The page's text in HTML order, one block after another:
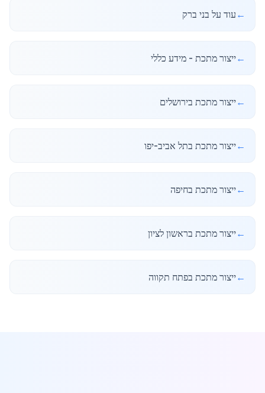
← עוד על בני ברק
←ייצור מתכת - מידע כללי
←ייצור מתכת בירושלים
←ייצור מתכת בתל אביב-יפו
←ייצור מתכת בחיפה
←ייצור מתכת בראשון לציון
←ייצור מתכת בפתח תקווה